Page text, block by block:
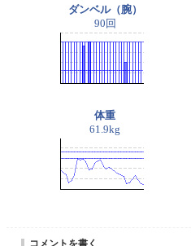
ダンベル（腕）
90回
体重
61.9kg
コメントを書く